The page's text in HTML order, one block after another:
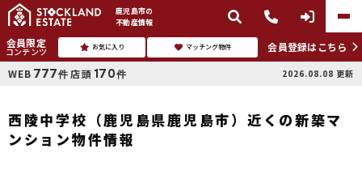
鹿児島市の
不動産情報
会員限定
コンテンツ お気に入り マッチング物件
会員登録はこちら
WEB 777件 店頭 170件 2026.08.08 更新
西陵中学校（鹿児島県鹿児島市）近くの新築マ
ンション物件情報